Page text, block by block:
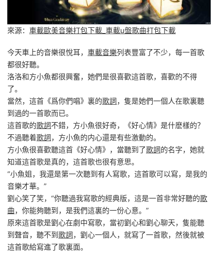
來源： 車載歐美音樂打包下載_車載u盤歌曲打包下載
今天車上的音樂很悅耳， 車載音樂列表豐富了不少，每一首歌
都很好聽。
洛洛和方小魚都很興奮，她們是很喜歡這首歌，喜歡的不得
了。
當然，這首《爲你們唱》裏的歌詞，隻是她們一個人在歌裏聽
到過的一首歌而已。
這首歌的歌詞不錯，方小魚很好奇，《好心情》是什麽樣的？
不過聽着歌詞，方小魚的内心還是有些激動的。
方小魚很喜歡聽這首《好心情》，當聽到了歌詞的名字，她就
知道這首歌是真的，這首歌也很有意思。
“小魚姐，我還是第一次聽到有人寫歌，這首歌可以寫，是我的
音樂才華。”
劉心笑了笑，“你聽過我寫歌的經典版，這是一首非常好聽的歌
曲，你能夠聽到，是我們這裏的一份心意。”
原來這首歌是劉心在劇中寫歌，當初劉心和劉心聊天，隻能聽
到聲音，聽不到歌詞，劉心一個人，就寫了一首歌，然後就被
這首歌給寫進了歌裏面。